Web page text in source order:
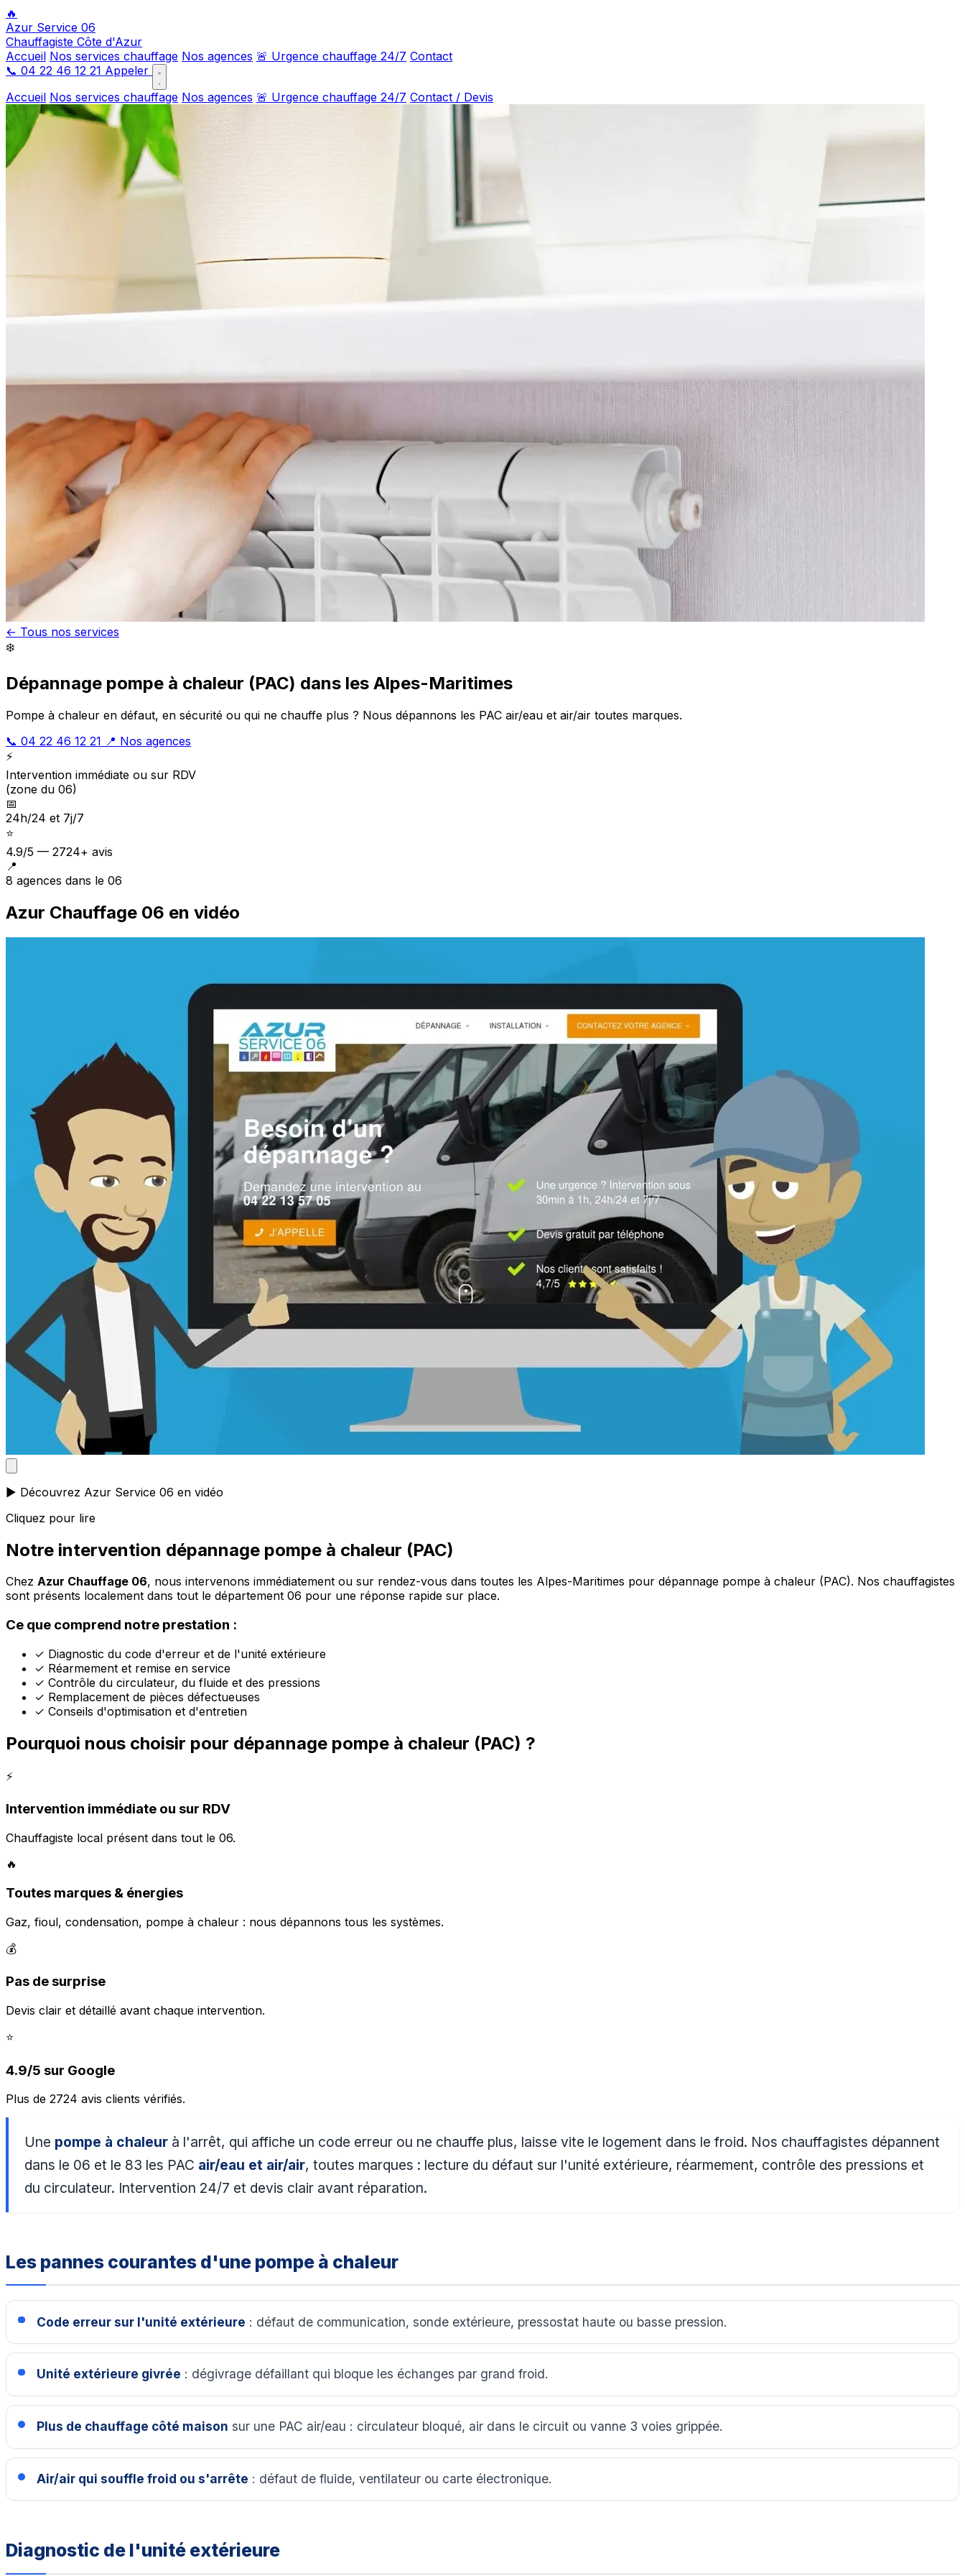
🔥
Azur Service 06
Chauffagiste Côte d'Azur
Accueil Nos services chauffage Nos agences 🚨 Urgence chauffage 24/7 Contact
📞 04 22 46 12 21 Appeler
Accueil Nos services chauffage Nos agences 🚨 Urgence chauffage 24/7 Contact / Devis
← Tous nos services
❄️
Dépannage pompe à chaleur (PAC) dans les Alpes-Maritimes
Pompe à chaleur en défaut, en sécurité ou qui ne chauffe plus ? Nous dépannons les PAC air/eau et air/air toutes marques.
📞 04 22 46 12 21 📍 Nos agences
⚡
Intervention immédiate ou sur RDV
(zone du 06)
📅
24h/24 et 7j/7
⭐
4.9/5 — 2724+ avis
📍
8 agences dans le 06
Azur Chauffage 06 en vidéo
▶️ Découvrez Azur Service 06 en vidéo
Cliquez pour lire
Notre intervention dépannage pompe à chaleur (PAC)
Chez Azur Chauffage 06, nous intervenons immédiatement ou sur rendez-vous dans toutes les Alpes-Maritimes pour dépannage pompe à chaleur (PAC). Nos chauffagistes
sont présents localement dans tout le département 06 pour une réponse rapide sur place.
Ce que comprend notre prestation :
✓ Diagnostic du code d'erreur et de l'unité extérieure
✓ Réarmement et remise en service
✓ Contrôle du circulateur, du fluide et des pressions
✓ Remplacement de pièces défectueuses
✓ Conseils d'optimisation et d'entretien
Pourquoi nous choisir pour dépannage pompe à chaleur (PAC) ?
⚡
Intervention immédiate ou sur RDV
Chauffagiste local présent dans tout le 06.
🔥
Toutes marques & énergies
Gaz, fioul, condensation, pompe à chaleur : nous dépannons tous les systèmes.
💰
Pas de surprise
Devis clair et détaillé avant chaque intervention.
⭐
4.9/5 sur Google
Plus de 2724 avis clients vérifiés.
Une pompe à chaleur à l'arrêt, qui affiche un code erreur ou ne chauffe plus, laisse vite le logement dans le froid. Nos chauffagistes dépannent
dans le 06 et le 83 les PAC air/eau et air/air, toutes marques : lecture du défaut sur l'unité extérieure, réarmement, contrôle des pressions et
du circulateur. Intervention 24/7 et devis clair avant réparation.
Les pannes courantes d'une pompe à chaleur
Code erreur sur l'unité extérieure : défaut de communication, sonde extérieure, pressostat haute ou basse pression.
Unité extérieure givrée : dégivrage défaillant qui bloque les échanges par grand froid.
Plus de chauffage côté maison sur une PAC air/eau : circulateur bloqué, air dans le circuit ou vanne 3 voies grippée.
Air/air qui souffle froid ou s'arrête : défaut de fluide, ventilateur ou carte électronique.
Diagnostic de l'unité extérieure